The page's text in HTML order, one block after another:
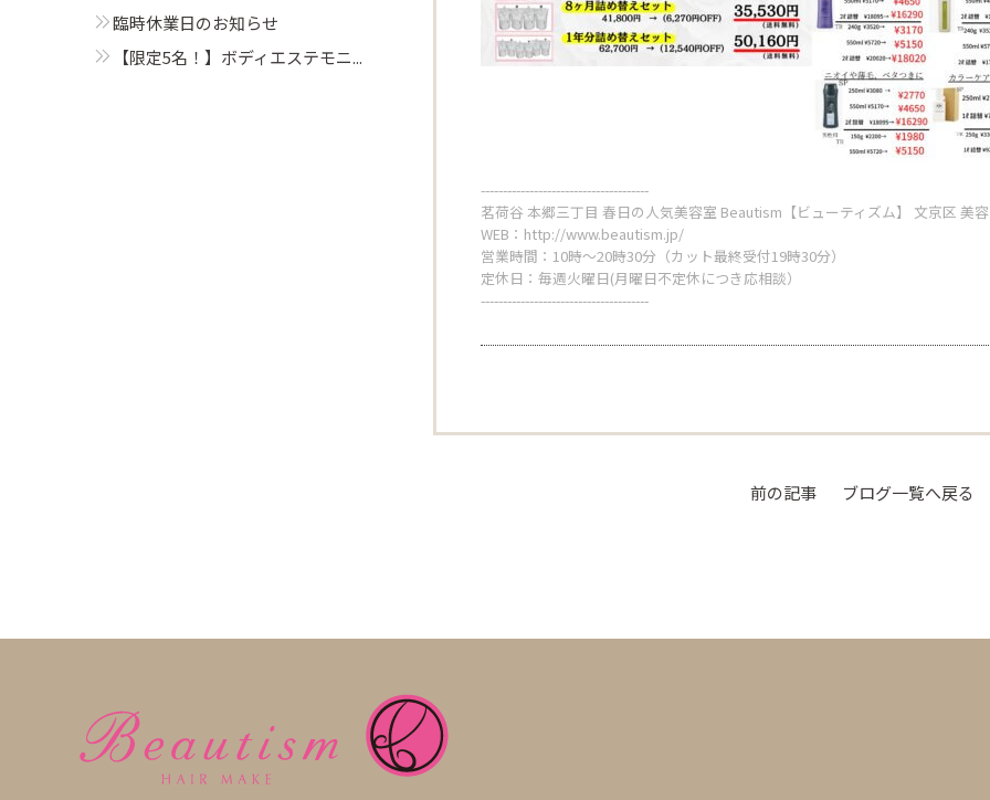
--------------------------------------
茗荷谷 本郷三丁目 春日の人気美容室 Beautism【ビューティズム】 文京区 美
WEB： http://www.beautism.jp/
営業時間：10時～20時30分（カット最終受付19時30分）
定休日：毎週火曜日(月曜日不定休につき応相談）
--------------------------------------
前の記事 ブログ一覧へ戻る
臨時休業日のお知らせ
【限定5名！】ボディエステモニ...